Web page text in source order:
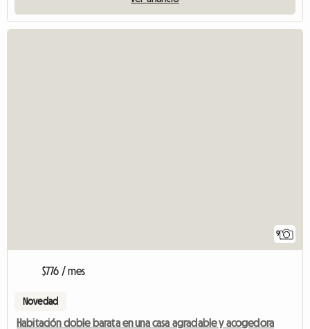
9
$776 / mes
Novedad
Habitación doble barata en una casa agradable y acogedora